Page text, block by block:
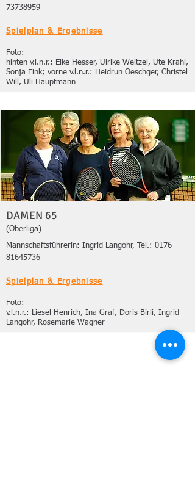
73738959
Spielplan & Ergebnisse
Foto:
hinten v.l.n.r.: Elke Hesser, Ulrike Weitzel, Ute Krahl,
Sonja Fink; vorne v.l.n.r.: Heidrun Oeschger, Christel
Will, Uli Hauptmann
DAMEN 65
(Oberliga)
Mannschaftsführerin: Ingrid Langohr, Tel.: 0176
81645736
Spielplan & Ergebnisse
Foto:
v.l.n.r.: Liesel Henrich, Ina Graf, Doris Birli, Ingrid
Langohr, Rosemarie Wagner